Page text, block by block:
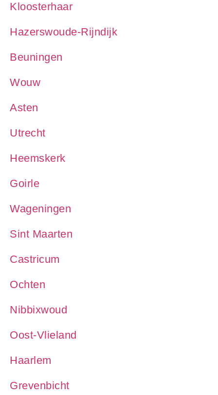
Kloosterhaar
Hazerswoude-Rijndijk
Beuningen
Wouw
Asten
Utrecht
Heemskerk
Goirle
Wageningen
Sint Maarten
Castricum
Ochten
Nibbixwoud
Oost-Vlieland
Haarlem
Grevenbicht